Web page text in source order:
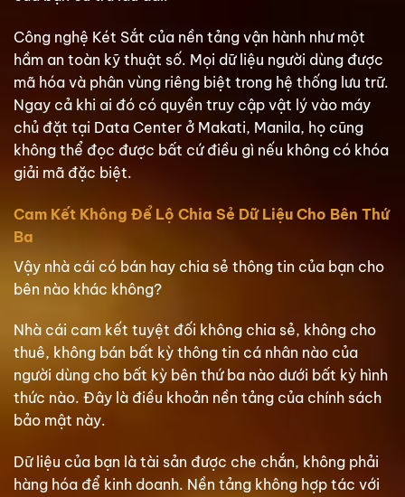
Công nghệ Két Sắt của nền tảng vận hành như một
hầm an toàn kỹ thuật số. Mọi dữ liệu người dùng được
mã hóa và phân vùng riêng biệt trong hệ thống lưu trữ.
Ngay cả khi ai đó có quyền truy cập vật lý vào máy
chủ đặt tại Data Center ở Makati, Manila, họ cũng
không thể đọc được bất cứ điều gì nếu không có khóa
giải mã đặc biệt.
Cam Kết Không Để Lộ Chia Sẻ Dữ Liệu Cho Bên Thứ
Ba
Vậy nhà cái có bán hay chia sẻ thông tin của bạn cho
bên nào khác không?
Nhà cái cam kết tuyệt đối không chia sẻ, không cho
thuê, không bán bất kỳ thông tin cá nhân nào của
người dùng cho bất kỳ bên thứ ba nào dưới bất kỳ hình
thức nào. Đây là điều khoản nền tảng của chính sách
bảo mật này.
Dữ liệu của bạn là tài sản được che chắn, không phải
hàng hóa để kinh doanh. Nền tảng không hợp tác với